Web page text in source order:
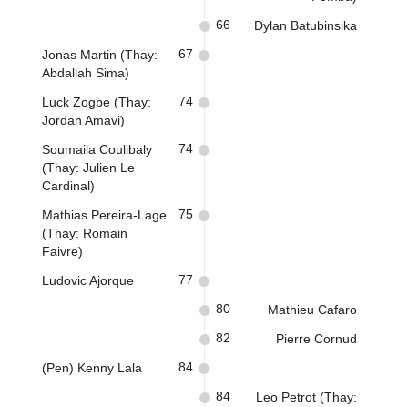
Dylan Batubinsika
66
Jonas Martin (Thay:
Abdallah Sima)
67
Luck Zogbe (Thay:
Jordan Amavi)
74
Soumaila Coulibaly
(Thay: Julien Le
Cardinal)
74
Mathias Pereira-Lage
(Thay: Romain
Faivre)
75
Ludovic Ajorque 77
Mathieu Cafaro
80
Pierre Cornud
82
(Pen) Kenny Lala 84
Leo Petrot (Thay:
84